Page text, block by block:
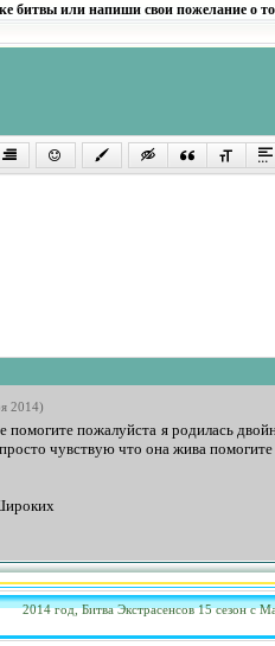
битвы или напиши свои пожелание о
2014)
помогите пожалуйста я родилась
чувствую что она жива помогите
2014 год,Битва Экстрасенсов 15 сезонс